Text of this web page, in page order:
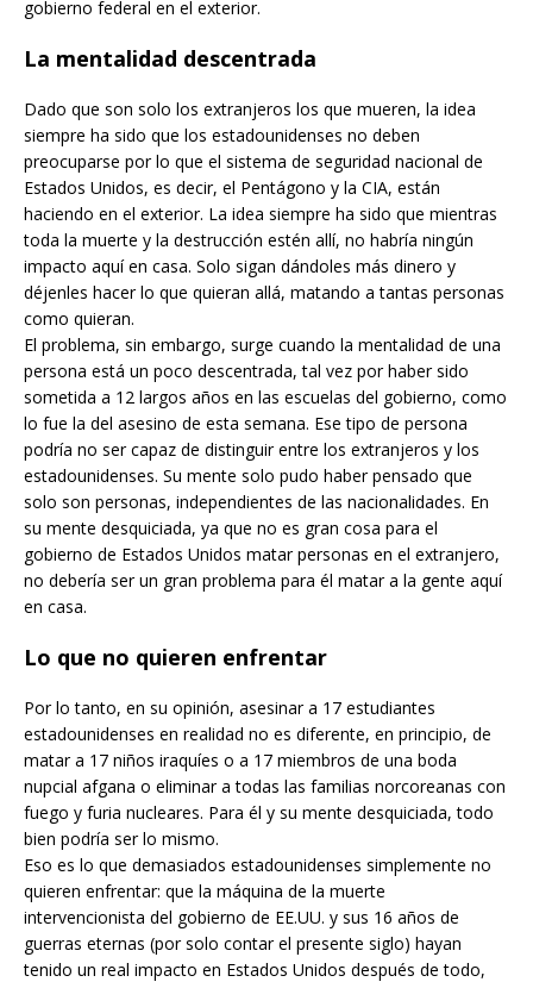
gobierno federal en el exterior.
La mentalidad descentrada
Dado que son solo los extranjeros los que mueren, la idea
siempre ha sido que los estadounidenses no deben
preocuparse por lo que el sistema de seguridad nacional de
Estados Unidos, es decir, el Pentágono y la CIA, están
haciendo en el exterior. La idea siempre ha sido que mientras
toda la muerte y la destrucción estén allí, no habría ningún
impacto aquí en casa. Solo sigan dándoles más dinero y
déjenles hacer lo que quieran allá, matando a tantas personas
como quieran.
El problema, sin embargo, surge cuando la mentalidad de una
persona está un poco descentrada, tal vez por haber sido
sometida a 12 largos años en las escuelas del gobierno, como
lo fue la del asesino de esta semana. Ese tipo de persona
podría no ser capaz de distinguir entre los extranjeros y los
estadounidenses. Su mente solo pudo haber pensado que
solo son personas, independientes de las nacionalidades. En
su mente desquiciada, ya que no es gran cosa para el
gobierno de Estados Unidos matar personas en el extranjero,
no debería ser un gran problema para él matar a la gente aquí
en casa.
Lo que no quieren enfrentar
Por lo tanto, en su opinión, asesinar a 17 estudiantes
estadounidenses en realidad no es diferente, en principio, de
matar a 17 niños iraquíes o a 17 miembros de una boda
nupcial afgana o eliminar a todas las familias norcoreanas con
fuego y furia nucleares. Para él y su mente desquiciada, todo
bien podría ser lo mismo.
Eso es lo que demasiados estadounidenses simplemente no
quieren enfrentar: que la máquina de la muerte
intervencionista del gobierno de EE.UU. y sus 16 años de
guerras eternas (por solo contar el presente siglo) hayan
tenido un real impacto en Estados Unidos después de todo,